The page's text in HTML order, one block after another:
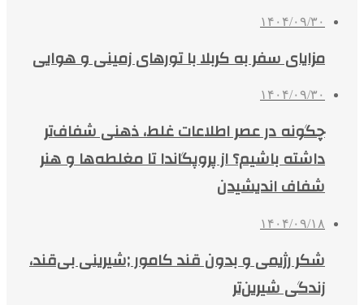
۱۴۰۴/۰۹/۳۰
مزایای سفر به کربلا با تورهای زمینی و هوایی
۱۴۰۴/۰۹/۳۰
چگونه در عصر اطلاعات غلط، ذهنی شفاف‌تر
داشته باشیم؟ از پروپگاندا تا مغلطه‌ها و هنر
شفاف اندیشیدن
۱۴۰۴/۰۹/۱۸
شکر رژیمی و بدون قند کامور ;شیرینی بی‌قند،
زندگی شیرین‌تر